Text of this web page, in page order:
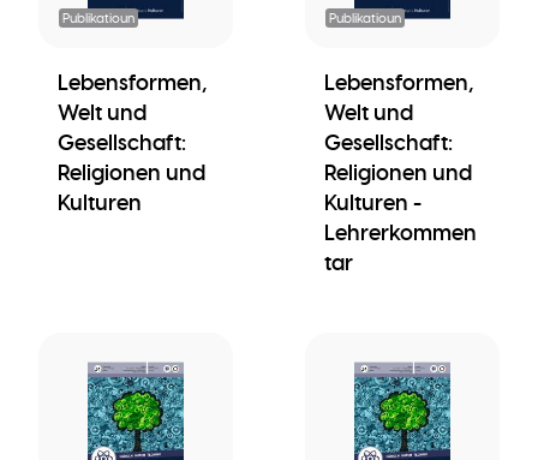
Publikatioun
Lebensformen,
Welt und
Gesellschaft:
Religionen und
Kulturen
Publikatioun
Lebensformen,
Welt und
Gesellschaft:
Religionen und
Kulturen -
Lehrerkommen
tar